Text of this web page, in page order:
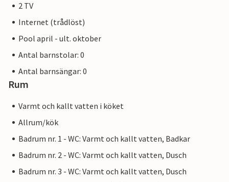
2 TV
Internet (trådlöst)
Pool april - ult. oktober
Antal barnstolar: 0
Antal barnsängar: 0
Rum
Varmt och kallt vatten i köket
Allrum/kök
Badrum nr. 1 - WC: Varmt och kallt vatten, Badkar
Badrum nr. 2 - WC: Varmt och kallt vatten, Dusch
Badrum nr. 3 - WC: Varmt och kallt vatten, Dusch